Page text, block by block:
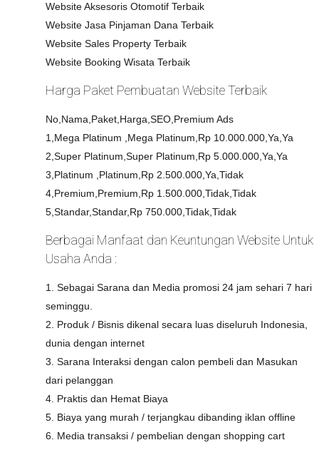
Website Aksesoris Otomotif Terbaik
Website Jasa Pinjaman Dana Terbaik
Website Sales Property Terbaik
Website Booking Wisata Terbaik
Harga Paket Pembuatan Website Terbaik
No,Nama,Paket,Harga,SEO,Premium Ads
1,Mega Platinum ,Mega Platinum,Rp 10.000.000,Ya,Ya
2,Super Platinum,Super Platinum,Rp 5.000.000,Ya,Ya
3,Platinum ,Platinum,Rp 2.500.000,Ya,Tidak
4,Premium,Premium,Rp 1.500.000,Tidak,Tidak
5,Standar,Standar,Rp 750.000,Tidak,Tidak
Berbagai Manfaat dan Keuntungan Website Untuk
Usaha Anda :
1. Sebagai Sarana dan Media promosi 24 jam sehari 7 hari
seminggu.
2. Produk / Bisnis dikenal secara luas diseluruh Indonesia,
dunia dengan internet
3. Sarana Interaksi dengan calon pembeli dan Masukan
dari pelanggan
4. Praktis dan Hemat Biaya
5. Biaya yang murah / terjangkau dibanding iklan offline
6. Media transaksi / pembelian dengan shopping cart